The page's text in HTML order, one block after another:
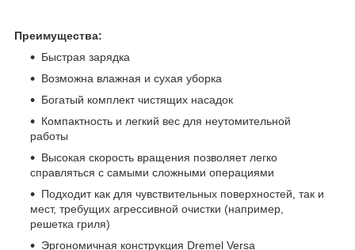
Преимущества:
Быстрая зарядка
Возможна влажная и сухая уборка
Богатый комплект чистящих насадок
Компактность и легкий вес для неутомительной
работы
Высокая скорость вращения позволяет легко
справляться с самыми сложными операциями
Подходит как для чувствительных поверхностей, так и
мест, требущих агрессивной очистки (например,
решетка гриля)
Эргономичная конструкция Dremel Versa